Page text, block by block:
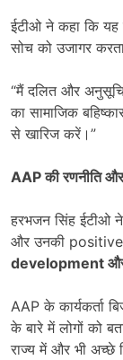
ईटीओ ने कहा कि यह
सोच को उजागर
“मैं दलित और
का सामाजिक
से खारिज करें।”
AAPकी रणनीति
हरभजन सिंह ईटीओ ने
और उनकी
development
AAP के कार्यकर्ता
के बारे में लोगों को
राज्य में और भी अच्छे